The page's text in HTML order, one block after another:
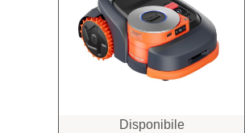
Disponibile